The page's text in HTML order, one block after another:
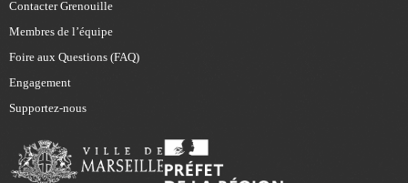
Contacter Grenouille
Membres de l’équipe
Foire aux Questions (FAQ)
Engagement
Supportez-nous